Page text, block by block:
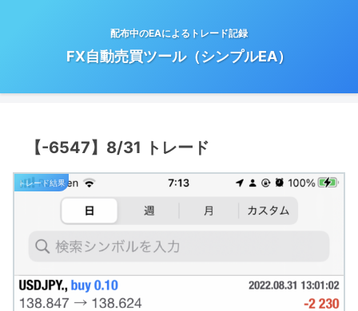
配布中のEAによるトレード記録
FX自動売買ツール（シンプルEA）
【-6547】8/31 トレード
トレード結果